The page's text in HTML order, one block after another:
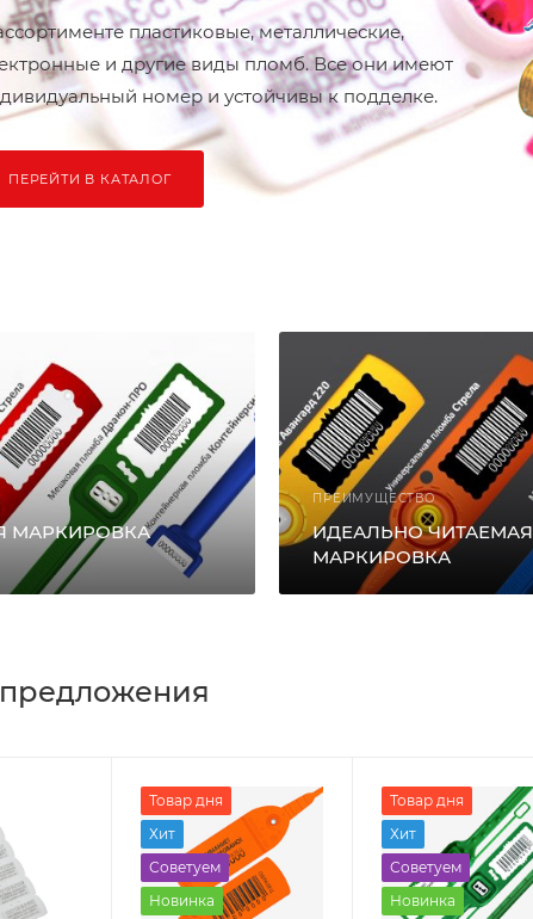
пластиковые, металлические,
и другие виды пломб. Все они имеют
номер и устойчивы к подделке.
ПЕРЕЙТИ В КАТАЛОГ
МАРКИРОВКА
ПРЕИМУЩЕСТВО
ИДЕАЛЬНО ЧИТАЕМАЯ
МАРКИРОВКА
Товар дня
Хит
Советуем
Новинка
Товар дня
Хит
Советуем
Новинка